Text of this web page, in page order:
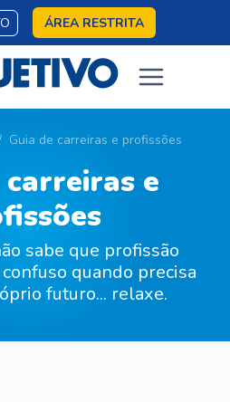
ÁREA RESTRITA
Guia de carreiras e profissões
carreiras e
sabe que profissão
quando precisa
futuro... relaxe.